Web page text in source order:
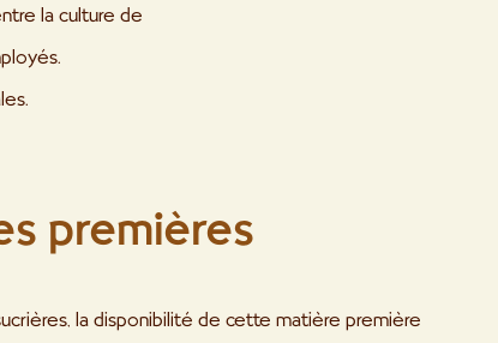
la culture de
premières
la disponibilité de cette matière première